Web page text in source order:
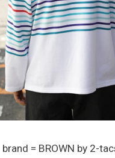
brand = BROWN by 2-